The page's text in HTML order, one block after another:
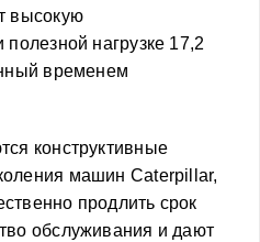
высокую
полезной нагрузке 17,2
временем
конструктивные
машин Caterpillar,
продлить срок
обслуживания и дают